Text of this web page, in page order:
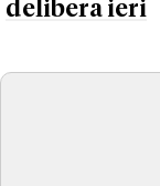
delibera ieri